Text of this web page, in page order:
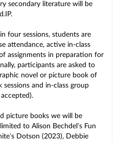
secondary literature will be
four sessions, students are
attendance, active in-class
assignments in preparation for
participants are asked to
novel or picture book of
and in-class group
picture books we will be
to Alison Bechdel’s Fun
Dotson (2023), Debbie